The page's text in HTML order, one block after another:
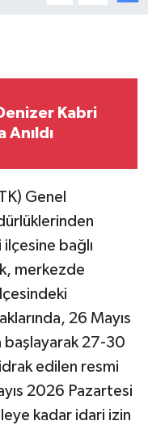
Kabri
Anıldı
Genel
bağlı
merkezde
26 Mayıs
başlayarak 27-30
edilen resmi
2026 Pazartesi
kadar idari izin